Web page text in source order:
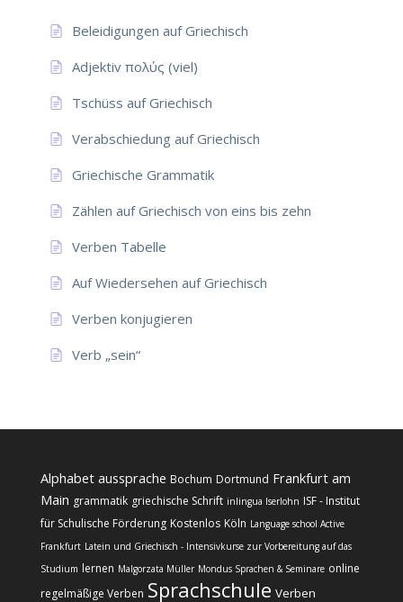
Beleidigungen auf Griechisch
Adjektiv πολύς (viel)
Tschüss auf Griechisch
Verabschiedung auf Griechisch
Griechische Grammatik
Zählen auf Griechisch von eins bis zehn
Verben Tabelle
Auf Wiedersehen auf Griechisch
Verben konjugieren
Verb „sein“
Alphabet aussprache Bochum Dortmund Frankfurt am
Main grammatik griechische Schrift inlingua Iserlohn ISF - Institut
für Schulische Förderung Kostenlos Köln Language school Active
Frankfurt Latein und Griechisch - Intensivkurse zur Vorbereitung auf das
Studium lernen Malgorzata Müller Mondus Sprachen & Seminare online
regelmäßige Verben Sprachschule Verben